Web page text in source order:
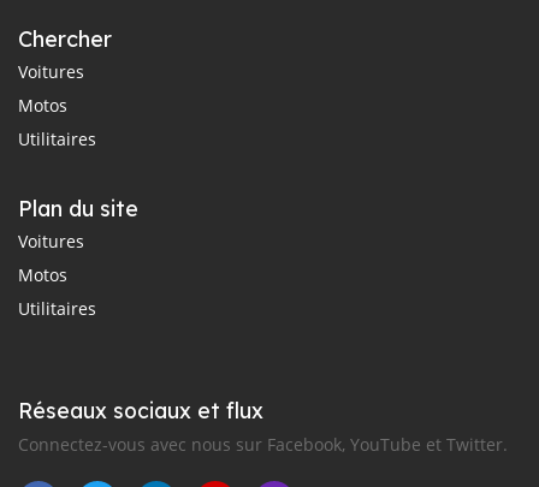
Chercher
Voitures
Motos
Utilitaires
Plan du site
Voitures
Motos
Utilitaires
Réseaux sociaux et flux
Connectez-vous avec nous sur Facebook, YouTube et Twitter.